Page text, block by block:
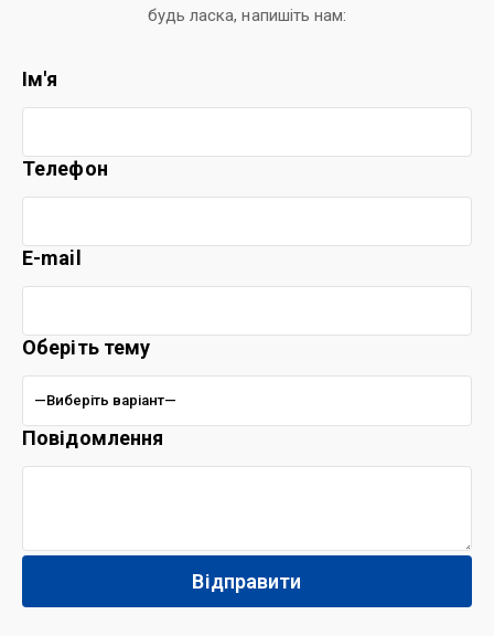
будь ласка, напишіть нам:
Ім'я
Телефон
E-mail
Оберіть тему
Повідомлення